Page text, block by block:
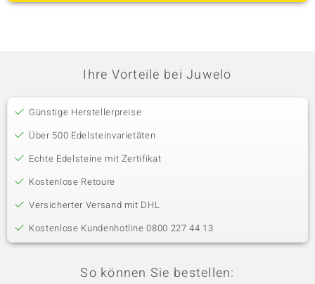
Ihre Vorteile bei Juwelo
Günstige Herstellerpreise
Über 500 Edelsteinvarietäten
Echte Edelsteine mit Zertifikat
Kostenlose Retoure
Versicherter Versand mit DHL
Kostenlose Kundenhotline 0800 227 44 13
So können Sie bestellen: